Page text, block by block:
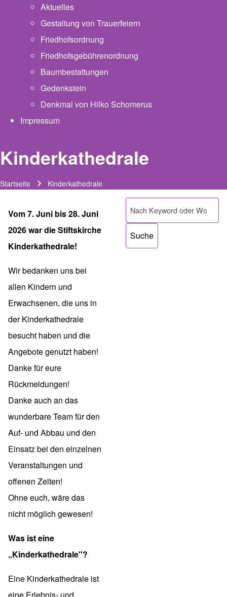
Aktuelles
Gestaltung von Trauerfeiern
Friedhofsordnung
Friedhofsgebührenordnung
Baumbestattungen
Gedenkstein
Denkmal von Hilko Schomerus
Impressum
Kinderkathedrale
Startseite Kinderkathedrale
Vom 7. Juni bis 28. Juni
2026 war die Stiftskirche
Kinderkathedrale!
Wir bedanken uns bei
allen Kindern und
Erwachsenen, die uns in
der Kinderkathedrale
besucht haben und die
Angebote genutzt haben!
Danke für eure
Rückmeldungen!
Danke auch an das
wunderbare Team für den
Auf- und Abbau und den
Einsatz bei den einzelnen
Veranstaltungen und
offenen Zeiten!
Ohne euch, wäre das
nicht möglich gewesen!
Was ist eine
„Kinderkathedrale"?
Eine Kinderkathedrale ist
Suche